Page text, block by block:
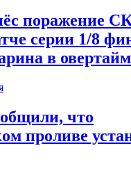
поражение
серии 1/8
в
что
проливе